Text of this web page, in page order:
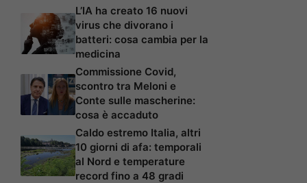
L’IA ha creato 16 nuovi
virus che divorano i
batteri: cosa cambia per la
medicina
Commissione Covid,
scontro tra Meloni e
Conte sulle mascherine:
cosa è accaduto
Caldo estremo Italia, altri
10 giorni di afa: temporali
al Nord e temperature
record fino a 48 gradi